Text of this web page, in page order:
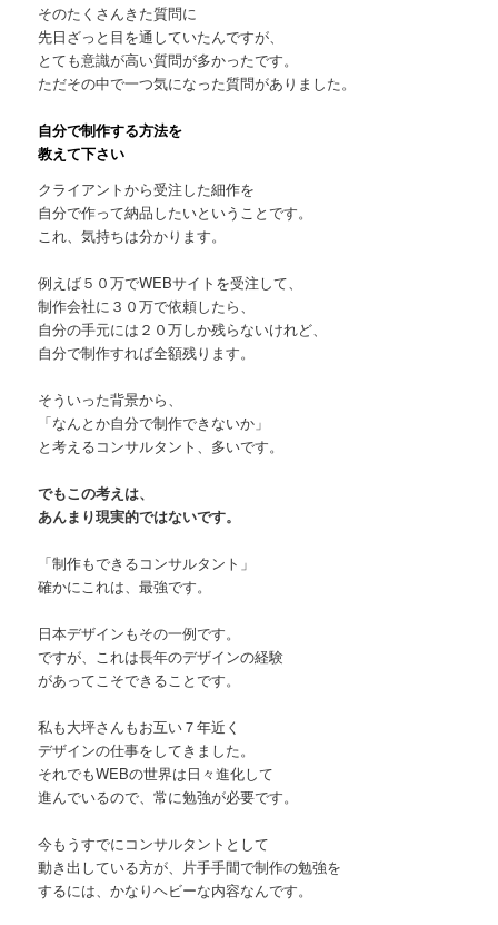
そのたくさんきた質問に
先日ざっと目を通していたんですが、
とても意識が高い質問が多かったです。
ただその中で一つ気になった質問がありました。
自分で制作する方法を
教えて下さい
クライアントから受注した細作を
自分で作って納品したいということです。
これ、気持ちは分かります。
例えば５０万でWEBサイトを受注して、
制作会社に３０万で依頼したら、
自分の手元には２０万しか残らないけれど、
自分で制作すれば全額残ります。
そういった背景から、
「なんとか自分で制作できないか」
と考えるコンサルタント、多いです。
でもこの考えは、
あんまり現実的ではないです。
「制作もできるコンサルタント」
確かにこれは、最強です。
日本デザインもその一例です。
ですが、これは長年のデザインの経験
があってこそできることです。
私も大坪さんもお互い７年近く
デザインの仕事をしてきました。
それでもWEBの世界は日々進化して
進んでいるので、常に勉強が必要です。
今もうすでにコンサルタントとして
動き出している方が、片手手間で制作の勉強を
するには、かなりヘビーな内容なんです。